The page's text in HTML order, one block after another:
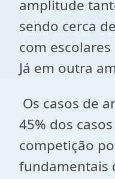
amplitude
sendo cerca
com
Já em outra
Os casos de
45% dos
competição
fundamentais